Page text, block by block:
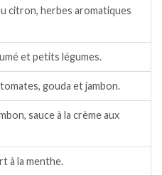
citron, herbes aromatiques
et petits légumes.
gouda et jambon.
sauce à la crème aux
à la menthe.